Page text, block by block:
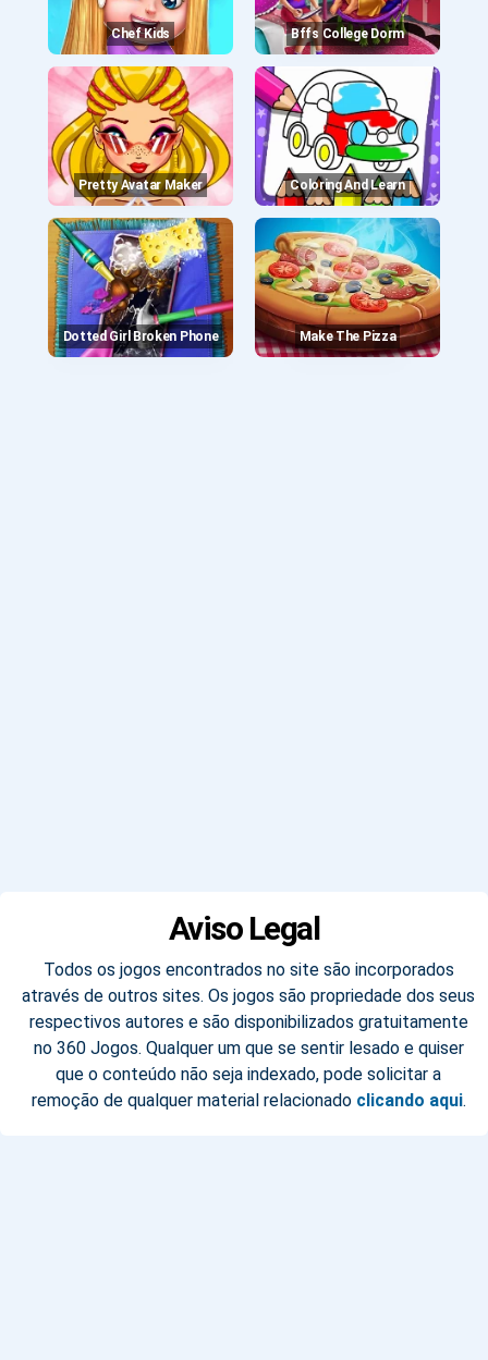
Chef Kids Bffs College Dorm
Pretty Avatar Maker Coloring And Learn
Dotted Girl Broken Phone Make The Pizza
Aviso Legal
Todos os jogos encontrados no site são incorporados
através de outros sites. Os jogos são propriedade dos seus
respectivos autores e são disponibilizados gratuitamente
no 360 Jogos. Qualquer um que se sentir lesado e quiser
que o conteúdo não seja indexado, pode solicitar a
remoção de qualquer material relacionado clicando aqui.